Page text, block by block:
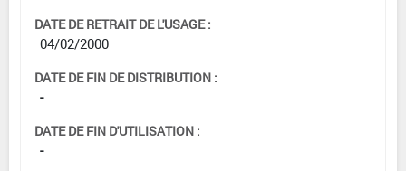
DATE DE RETRAIT DE L'USAGE :
04/02/2000
DATE DE FIN DE DISTRIBUTION :
-
DATE DE FIN D'UTILISATION :
-